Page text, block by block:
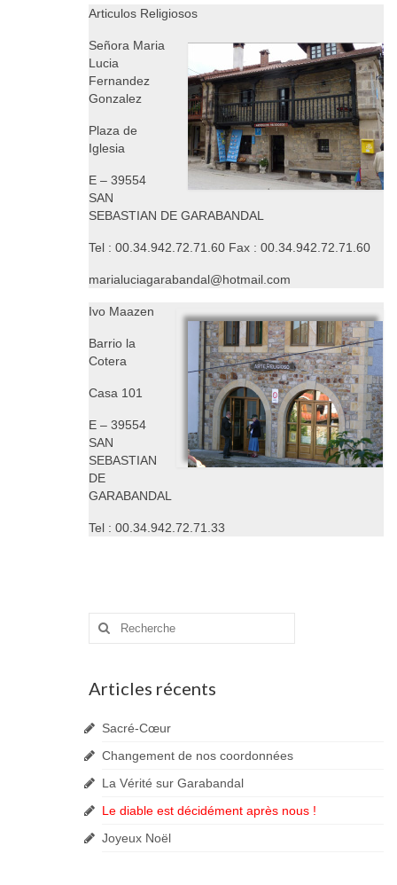
Articulos Religiosos
Señora Maria
Lucia
Fernandez
Gonzalez
Plaza de
Iglesia
E – 39554
SAN
SEBASTIAN DE GARABANDAL
Tel : 00.34.942.72.71.60 Fax : 00.34.942.72.71.60
marialuciagarabandal@hotmail.com
Ivo Maazen
Barrio la
Cotera
Casa 101
E – 39554
SAN
SEBASTIAN
DE
GARABANDAL
Tel : 00.34.942.72.71.33
Rechercher
Articles récents
Sacré-Cœur
Changement de nos coordonnées
La Vérité sur Garabandal
Le diable est décidément après nous !
Joyeux Noël